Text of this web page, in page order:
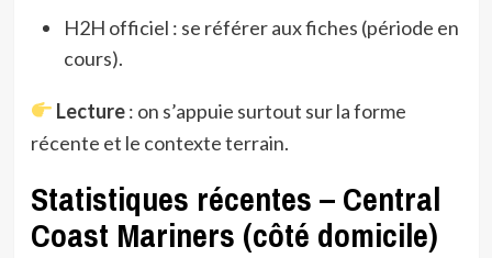
H2H officiel : se référer aux fiches (période en
cours).
Lecture: on s’appuie surtout sur la forme
récente et le contexte terrain.
Statistiques récentes – Central
Coast Mariners (côté domicile)